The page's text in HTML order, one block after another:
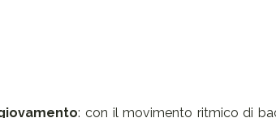
: con il movimento ritmico di